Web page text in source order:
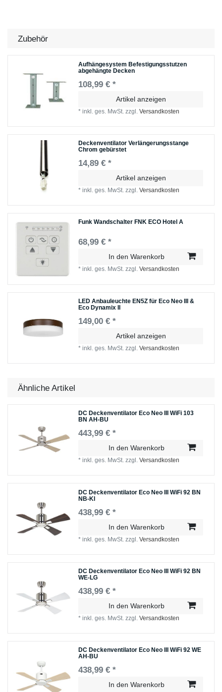
Zubehör
Aufhängesystem Befestigungsstutzen
abgehängte Decken
108,99 € *
Artikel anzeigen
*inkl. ges. MwSt. zzgl.Versandkosten
Deckenventilator Verlängerungsstange
Chrom gebürstet
14,89 € *
Artikel anzeigen
*inkl. ges. MwSt. zzgl.Versandkosten
Funk Wandschalter FNK ECO Hotel A
68,99 € *
In den Warenkorb
*inkl. ges. MwSt. zzgl.Versandkosten
LED Anbauleuchte EN5Z für Eco Neo III &
Eco Dynamix II
149,00 € *
Artikel anzeigen
*inkl. ges. MwSt. zzgl.Versandkosten
Ähnliche Artikel
DC Deckenventilator Eco Neo III WiFi 103
BN AH-BU
443,99 € *
In den Warenkorb
*inkl. ges. MwSt. zzgl.Versandkosten
DC Deckenventilator Eco Neo III WiFi 92 BN
NB-KI
438,99 € *
In den Warenkorb
*inkl. ges. MwSt. zzgl.Versandkosten
DC Deckenventilator Eco Neo III WiFi 92 BN
WE-LG
438,99 € *
In den Warenkorb
*inkl. ges. MwSt. zzgl.Versandkosten
DC Deckenventilator Eco Neo III WiFi 92 WE
AH-BU
438,99 € *
In den Warenkorb